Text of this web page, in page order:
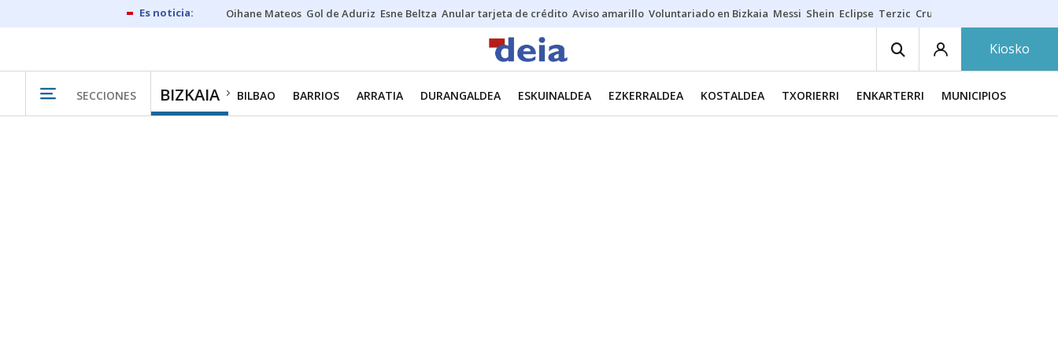
Oihane Mateos Gol de Aduriz Esne Beltza Anular tarjeta de crédito Aviso amarillo Voluntariado en Bizkaia Messi Shein Eclipse Terzic Cruz Gorbeia
Kiosko
SECCIONES BIZKAIA BILBAO BARRIOS ARRATIA DURANGALDEA ESKUINALDEA EZKERRALDEA KOSTALDEA TXORIERRI ENKARTERRI MUNICIPIOS